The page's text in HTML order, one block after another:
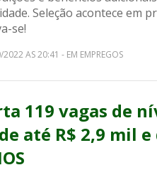
Seleção acontece em
se!
AS 20:41 - EM EMPREGOS
119 vagas de
até R$ 2,9 mil